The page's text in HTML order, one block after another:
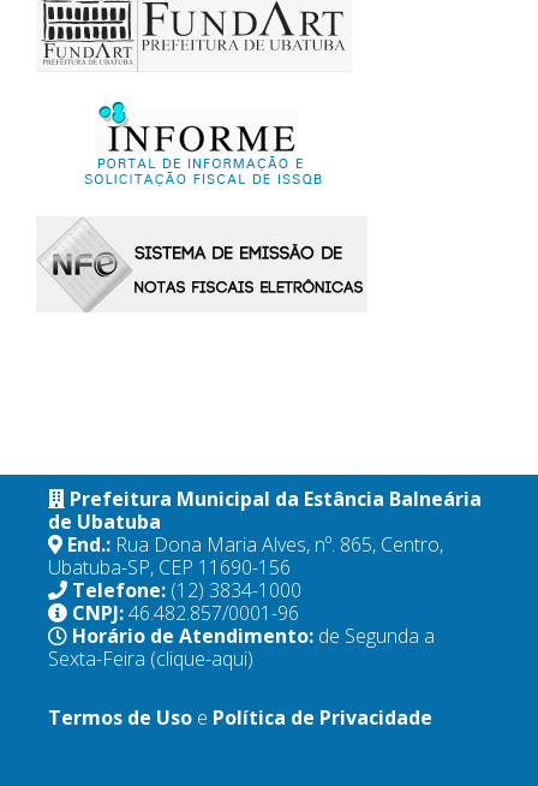
Prefeitura Municipal da Estância Balneária
de Ubatuba
End.: Rua Dona Maria Alves, nº. 865, Centro,
Ubatuba-SP, CEP 11690-156
Telefone: (12) 3834-1000
CNPJ:46.482.857/0001-96
Horário de Atendimento: de Segunda a
Sexta-Feira (clique-aqui)
Termos de Uso e Política de Privacidade